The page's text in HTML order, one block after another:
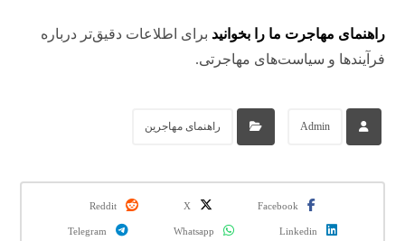
راهنمای مهاجرت ما را بخوانید برای اطلاعات دقیق‌تر درباره
فرآیندها و سیاست‌های مهاجرتی.
Admin راهنمای مهاجرین
Facebook
X
Reddit
Linkedin
Whatsapp
Telegram